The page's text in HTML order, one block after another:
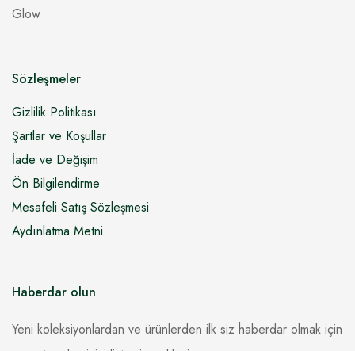
Glow
Sözleşmeler
Gizlilik Politikası
Şartlar ve Koşullar
İade ve Değişim
Ön Bilgilendirme
Mesafeli Satış Sözleşmesi
Aydınlatma Metni
Haberdar olun
Yeni koleksiyonlardan ve ürünlerden ilk siz haberdar olmak için